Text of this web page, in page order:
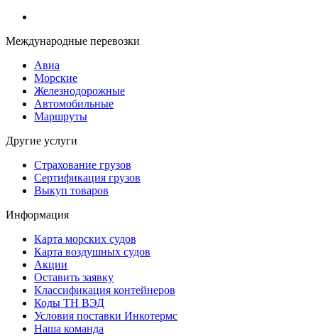
Международные перевозки
Авиа
Морские
Железнодорожные
Автомобильные
Маршруты
Другие услуги
Страхование грузов
Сертификация грузов
Выкуп товаров
Информация
Карта морских судов
Карта воздушных судов
Акции
Оставить заявку
Классификация контейнеров
Коды ТН ВЭД
Условия поставки Инкотермс
Наша команда